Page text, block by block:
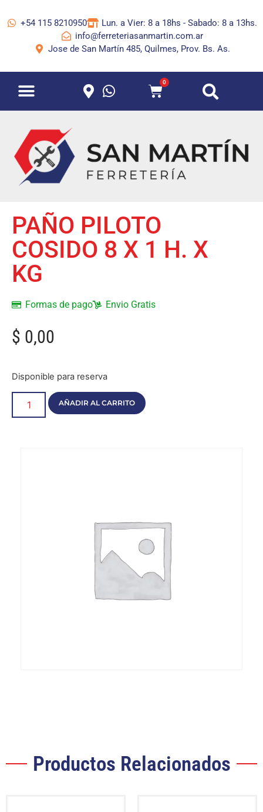
+54 115 8210950
Lun. a Vier: 8 a 18hs - Sabado: 8 a 13hs.
info@ferreteriasanmartin.com.ar
Jose de San Martín 485, Quilmes, Prov. Bs. As.
0
PAÑO PILOTO
COSIDO 8 X 1 H. X
KG
Formas de pago Envio Gratis
$ 0,00
Disponible para reserva
AÑADIR AL CARRITO
Productos Relacionados